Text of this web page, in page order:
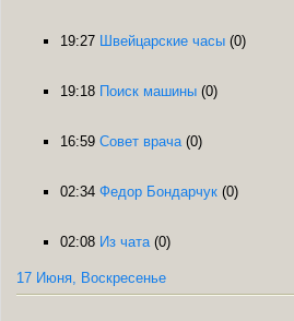
19:27 Швейцарские часы (0)
19:18 Поиск машины (0)
16:59 Совет врача (0)
02:34 Федор Бондарчук (0)
02:08 Из чата (0)
17 Июня, Воскресенье